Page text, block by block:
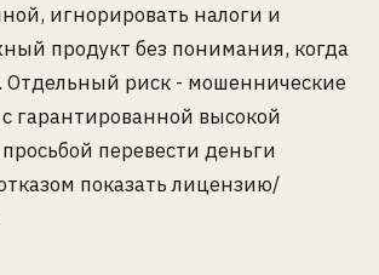
игнорировать налоги и
продукт без понимания, когда
риск - мошеннические
гарантированной высокой
перевести деньги
показать лицензию/